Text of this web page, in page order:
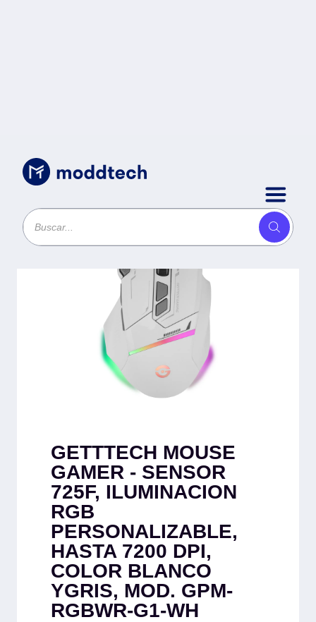
Sin categoría/GETTTECH MOUSE GAMER -
SENSOR 725F, ILUMINACION RGB
GETTTECH MOUSE
GAMER - SENSOR
725F, ILUMINACION
RGB
PERSONALIZABLE,
HASTA 7200 DPI,
COLOR BLANCO
YGRIS, MOD. GPM-
RGBWR-G1-WH